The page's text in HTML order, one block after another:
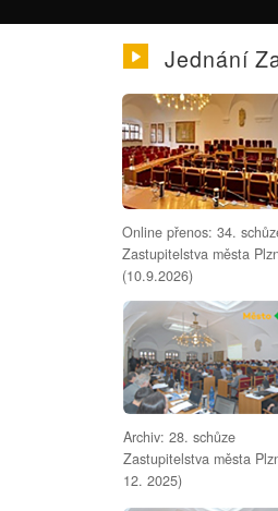
Jednání
Online přenos: 34.
Zastupitelstva města
(10.9.2026)
Archiv: 28. schůze
Zastupitelstva města
12. 2025)